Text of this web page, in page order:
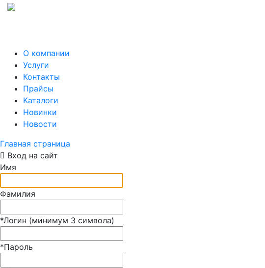
О компании
Услуги
Контакты
Прайсы
Каталоги
Новинки
Новости
Главная страница
Вход на сайт
Имя
Фамилия
*Логин (минимум 3 символа)
*Пароль